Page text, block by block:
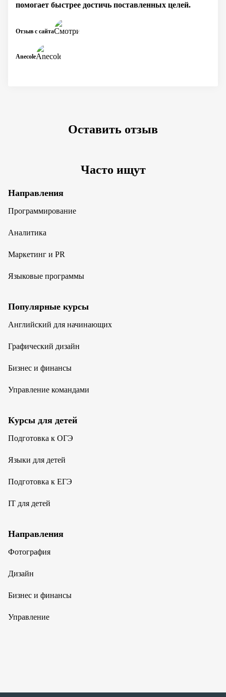
помогает быстрее достичь поставленных целей.
Anecole
Отзыв с сайта
Оставить отзыв
Часто ищут
Направления
Программирование
Аналитика
Маркетинг и PR
Языковые программы
Популярные курсы
Английский для начинающих
Графический дизайн
Бизнес и финансы
Управление командами
Курсы для детей
Подготовка к ОГЭ
Языки для детей
Подготовка к ЕГЭ
IT для детей
Направления
Фотография
Дизайн
Бизнес и финансы
Управление